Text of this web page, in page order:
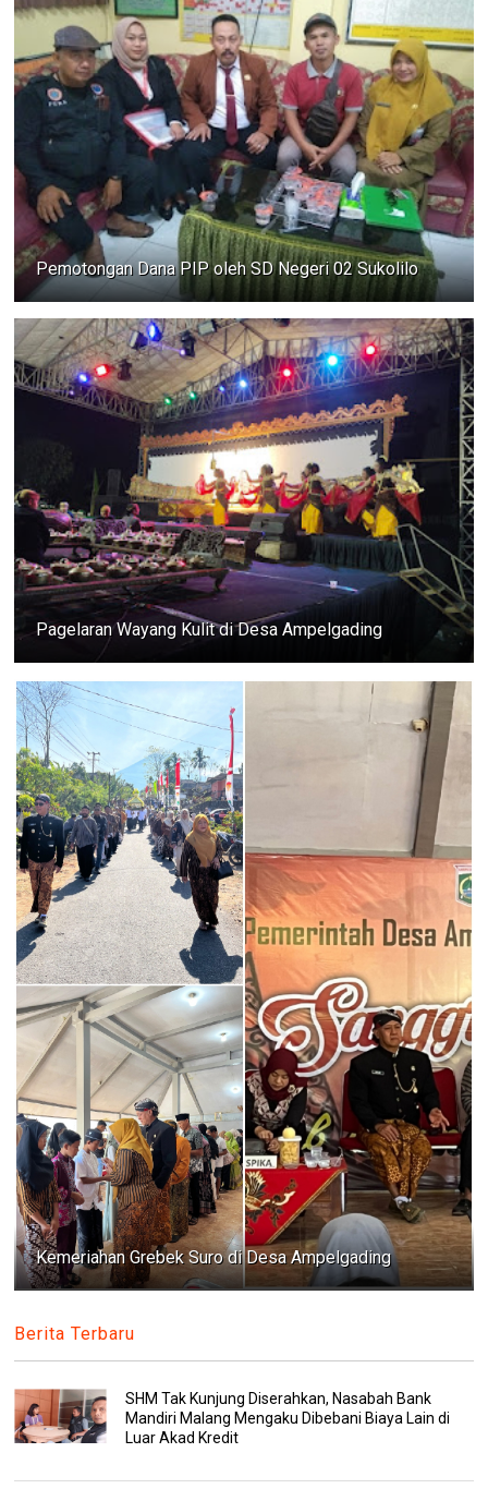
Pemotongan Dana PIP oleh SD Negeri 02 Sukolilo
Pagelaran Wayang Kulit di Desa Ampelgading
Kemeriahan Grebek Suro di Desa Ampelgading
Berita Terbaru
SHM Tak Kunjung Diserahkan, Nasabah Bank
Mandiri Malang Mengaku Dibebani Biaya Lain di
Luar Akad Kredit